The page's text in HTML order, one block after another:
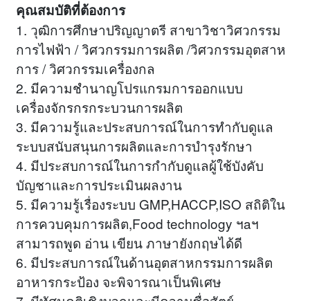
คุณสมบัติที่ต้องการ
1. วุฒิการศึกษาปริญญาตรี สาขาวิชาวิศวกรรม
การไฟฟ้า / วิศวกรรมการผลิต /วิศวกรรมอุตสาห
การ / วิศวกรรมเครื่องกล
2. มีความชำนาญโปรแกรมการออกแบบ
เครื่องจักรกรกระบวนการผลิต
3. มีความรู้และประสบการณ์ในการทำกับดูแล
ระบบสนับสนุนการผลิตและการบำรุงรักษา
4. มีประสบการณ์ในการกำกับดูแลผู้ใช้บังคับ
บัญชาและการประเมินผลงาน
5. มีความรู้เรื่องระบบ GMP,HACCP,ISO สถิติใน
การควบคุมการผลิต,Food technology ฯaฯ
สามารถพูด อ่าน เขียน ภาษายังกฤษได้ดี
6. มีประสบการณ์ในด้านอุตสาหกรรมการผลิต
อาหารกระป้อง จะพิจารณาเป็นพิเศษ